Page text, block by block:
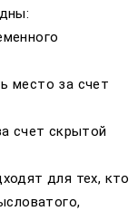
место за счет
счет скрытой
для тех, кто